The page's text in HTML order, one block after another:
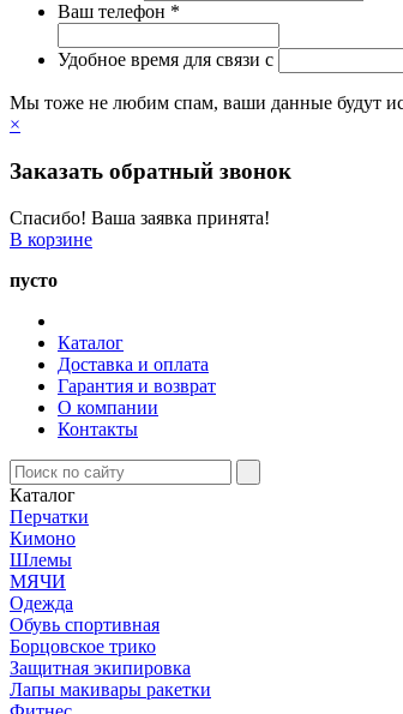
Ваш телефон *
Удобное время для связи c
Мы тоже не любим спам, ваши данные будут
×
Заказать обратный звонок
Спасибо! Ваша заявка принята!
В корзине
пусто
Каталог
Доставка и оплата
Гарантия и возврат
О компании
Контакты
Каталог
Перчатки
Кимоно
Шлемы
МЯЧИ
Одежда
Обувь спортивная
Борцовское трико
Защитная экипировка
Лапы макивары ракетки